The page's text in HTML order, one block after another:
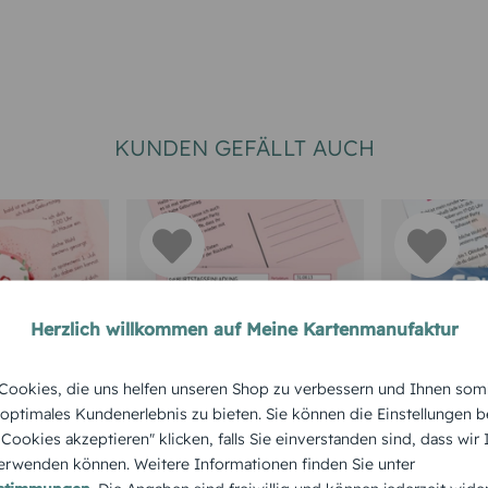
KUNDEN GEFÄLLT AUCH
50.
Geburtstagseinladun
g Partyrezept
50.
Herzlich willkommen auf Meine Kartenmanufaktur
die uns helfen unseren Shop zu verbessern und Ihnen
Kundenerlebnis zu bieten. Sie können die Einstellungen
akzeptieren" klicken, falls Sie einverstanden sind, dass
können. Weitere Informationen finden Sie unter